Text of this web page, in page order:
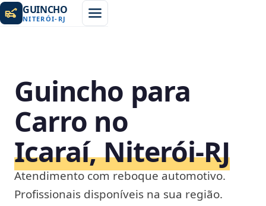
GUINCHO
NITERÓI- RJ
Guincho para
Carro no
Icaraí, Niterói‑RJ
Atendimento com reboque automotivo.
Profissionais disponíveis na sua região.